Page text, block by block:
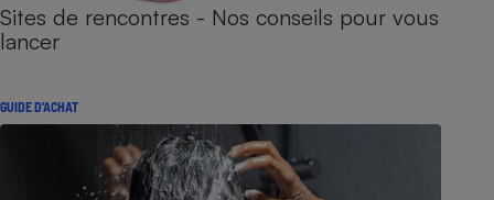
Sites de rencontres - Nos conseils pour vous
lancer
GUIDE D'ACHAT